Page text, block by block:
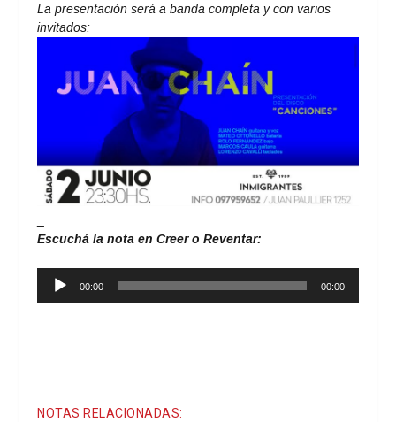
La presentación será a banda completa y con varios
invitados:
Escuchá la nota en Creer o Reventar:
Reproductor
00:00 00:00
NOTAS RELACIONADAS: